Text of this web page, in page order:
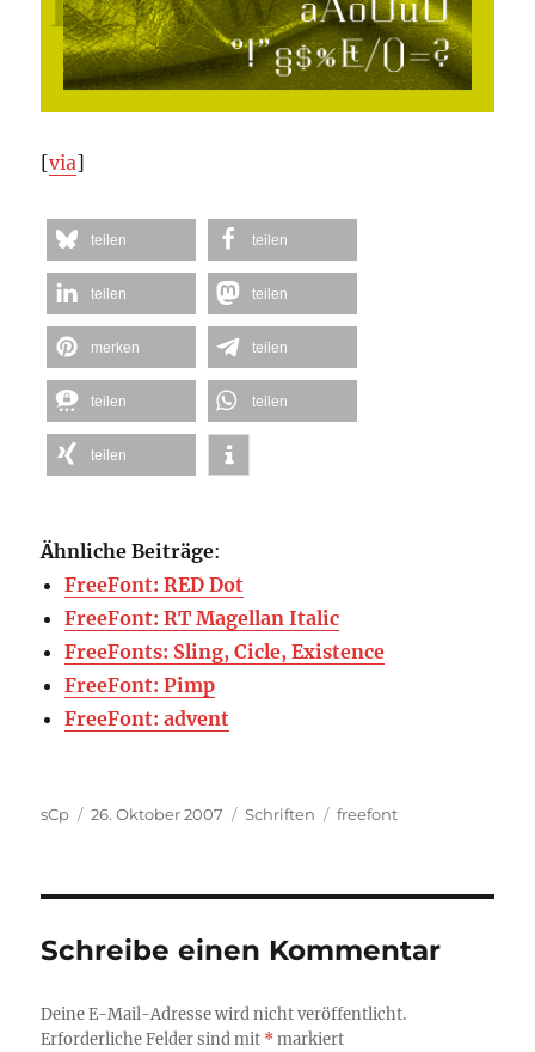
[via]
teilen teilen
teilen teilen
merken teilen
teilen teilen
teilen
Ähnliche Beiträge:
FreeFont: RED Dot
FreeFont: RT Magellan Italic
FreeFonts: Sling, Cicle, Existence
FreeFont: Pimp
FreeFont: advent
Autor
sCp
Veröffentlicht
26. Oktober 2007 Kategorien
Schriften Schlagwörter
freefont
Schreibe einen Kommentar
Deine E-Mail-Adresse wird nicht veröffentlicht.
Erforderliche Felder sind mit *markiert